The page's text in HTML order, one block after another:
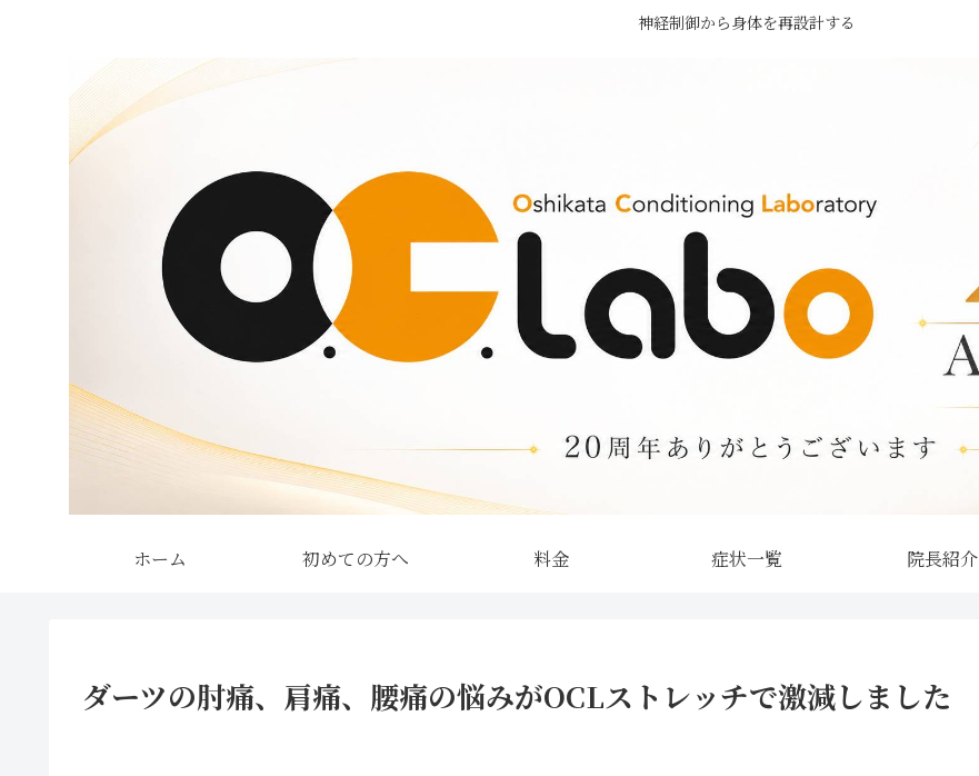
神経制御から身体を再設計する
ホーム 初めての方へ 料金 症状一覧 院長紹介
ダーツの肘痛、肩痛、腰痛の悩みがOCLストレッチで激減しました